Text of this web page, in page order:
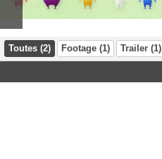
Toutes (2) Footage (1) Trailer (1)